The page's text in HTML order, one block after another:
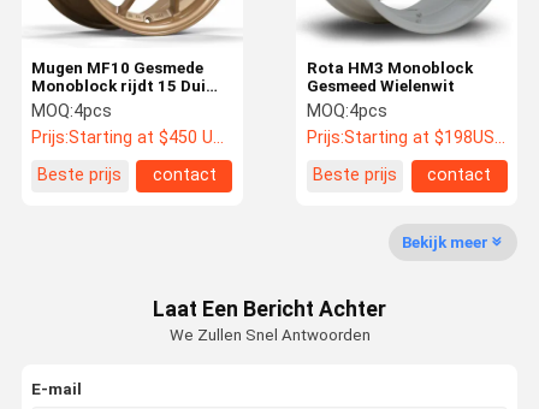
Huis Producten
Ongeveer
Fabrieksreis
Kwaliteitsco
Contacteer
Gevallen
BBS Gesmede Wielen
Rota HM3 Monoblock
Gesmeed Wielenwit
MOQ:4pcs
Prijs:Starting at $198US Dollars ea
Beste prijs
contact
Mugen MF10 Gesmede
Monoblock rijdt 15 Duim
7J ET +45 voor HONDA
EK9 EG6
MOQ:4pcs
Prijs:Starting at $450 US Dollars ea
Beste prijs
contact
Bekijk meer
Laat Een Bericht Achter
We Zullen Snel Antwoorden
E-mail